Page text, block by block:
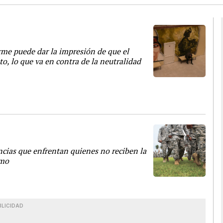
puede dar la impresión de que el
lo que va en contra de la neutralidad
que enfrentan quienes no reciben la